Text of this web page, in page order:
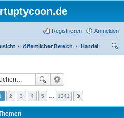
Anmelden
Registrieren
öffentlicher Bereich
Handel
2 3 4 5 1241